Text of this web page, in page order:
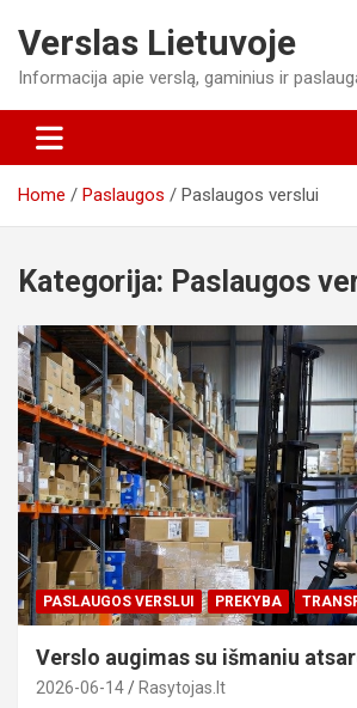
content
Verslas Lietuvoje
Informacija apie verslą, gaminius ir
Home Paslaugos Paslaugos verslui
Kategorija: Paslaugos
PASLAUGOS VERSLUI PREKYBA
Verslo augimas su išmaniu
2026-06-14 Rasytojas.lt